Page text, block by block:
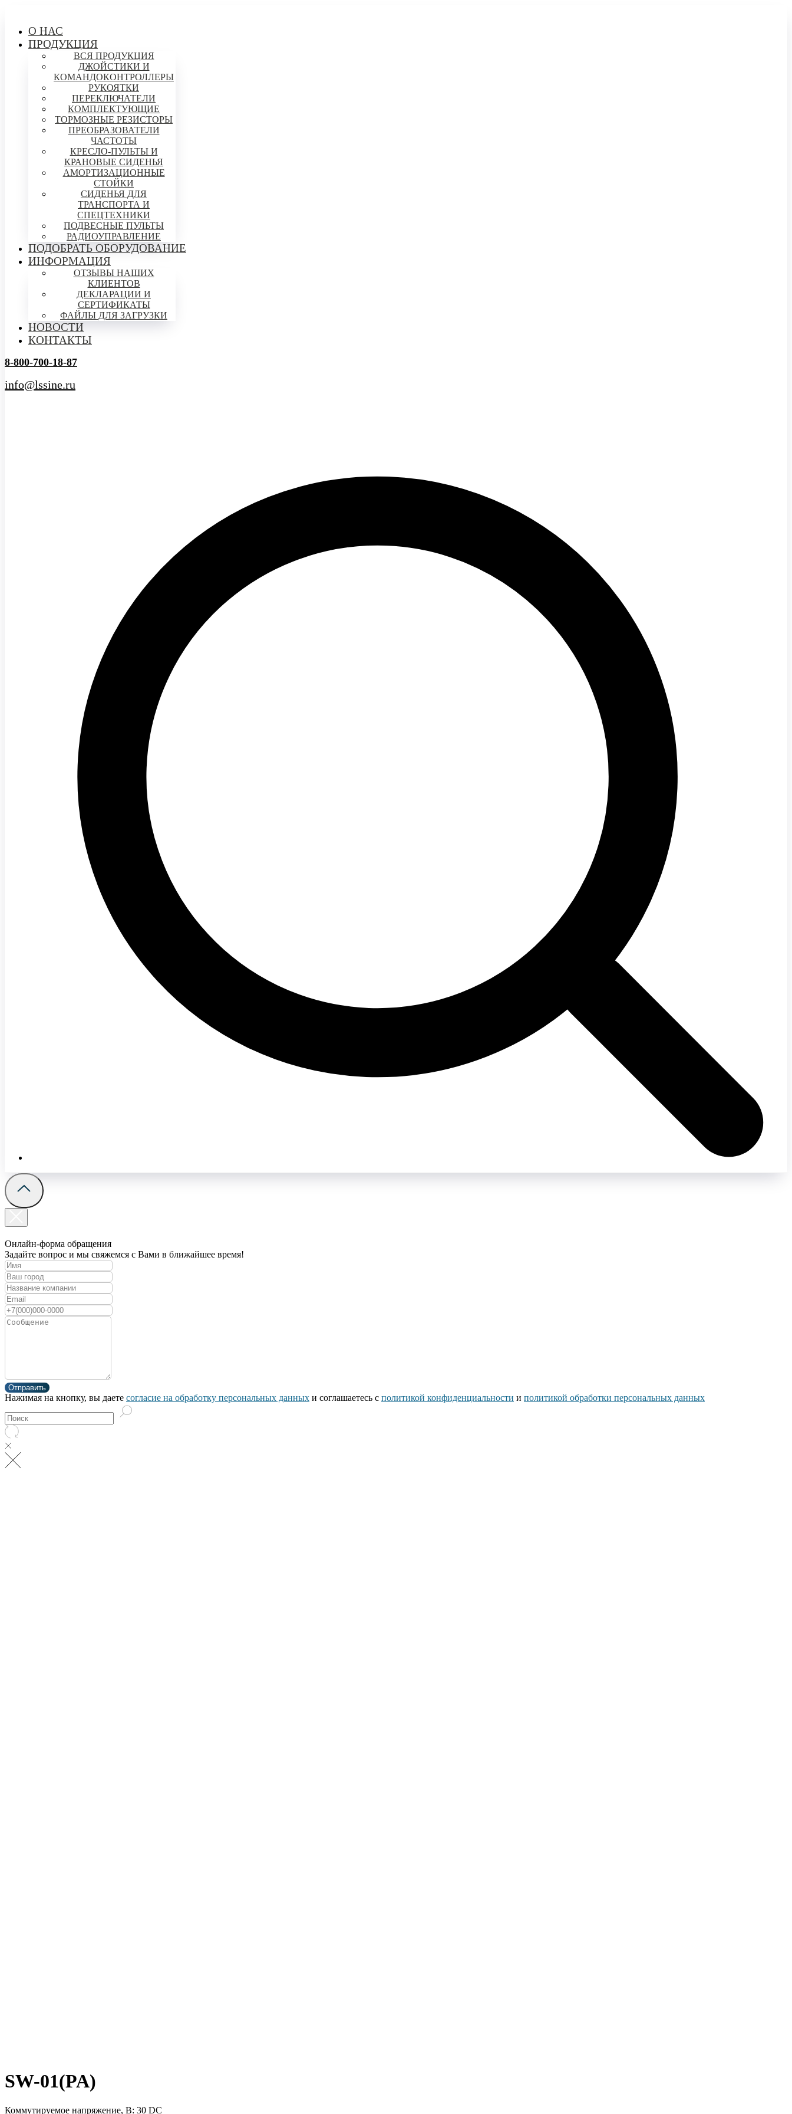
О НАС
ПРОДУКЦИЯ
ВСЯ ПРОДУКЦИЯ
ДЖОЙСТИКИ И
КОМАНДОКОНТРОЛЛЕРЫ
РУКОЯТКИ
ПЕРЕКЛЮЧАТЕЛИ
КОМПЛЕКТУЮЩИЕ
ТОРМОЗНЫЕ РЕЗИСТОРЫ
ПРЕОБРАЗОВАТЕЛИ
ЧАСТОТЫ
КРЕСЛО-ПУЛЬТЫ И
КРАНОВЫЕ СИДЕНЬЯ
АМОРТИЗАЦИОННЫЕ
СТОЙКИ
СИДЕНЬЯ ДЛЯ
ТРАНСПОРТА И
СПЕЦТЕХНИКИ
ПОДВЕСНЫЕ ПУЛЬТЫ
РАДИОУПРАВЛЕНИЕ
ПОДОБРАТЬ ОБОРУДОВАНИЕ
ИНФОРМАЦИЯ
ОТЗЫВЫ НАШИХ
КЛИЕНТОВ
ДЕКЛАРАЦИИ И
СЕРТИФИКАТЫ
ФАЙЛЫ ДЛЯ ЗАГРУЗКИ
НОВОСТИ
КОНТАКТЫ
8-800-700-18-87
info@lssine.ru
Онлайн-форма обращения
Задайте вопрос и мы свяжемся с Вами в ближайшее время!
Отправить
Нажимая на кнопку, вы даете согласие на обработку персональных данных и соглашаетесь c политикой конфиденциальности и политикой обработки персональных данных
SW-01(PA)
Коммутируемое напряжение, В: 30 DC